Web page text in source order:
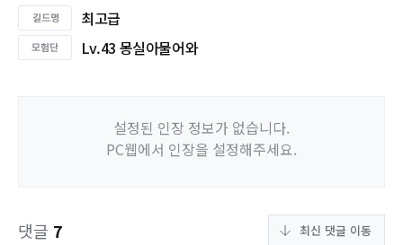
최고급
Lv.43 몽실아물어와
설정된 인장 정보가 없습니다.
PC웹에서 인장을 설정해주세요.
댓글 7 최신 댓글 이동